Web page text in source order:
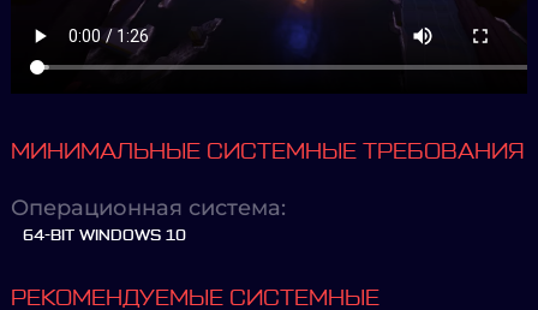
МИНИМАЛЬНЫЕ СИСТЕМНЫЕ ТРЕБОВАНИЯ
Операционная система:
64-BIT WINDOWS 10
РЕКОМЕНДУЕМЫЕ СИСТЕМНЫЕ